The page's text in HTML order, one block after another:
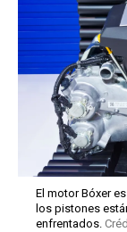
El motor Bóxer
los pistones
enfrentados.